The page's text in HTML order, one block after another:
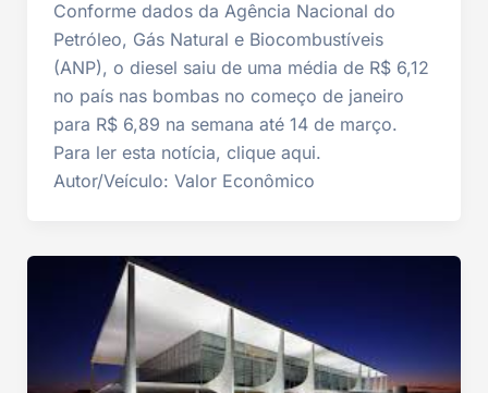
Conforme dados da Agência Nacional do
Petróleo, Gás Natural e Biocombustíveis
(ANP), o diesel saiu de uma média de R$ 6,12
no país nas bombas no começo de janeiro
para R$ 6,89 na semana até 14 de março.
Para ler esta notícia, clique aqui.
Autor/Veículo: Valor Econômico